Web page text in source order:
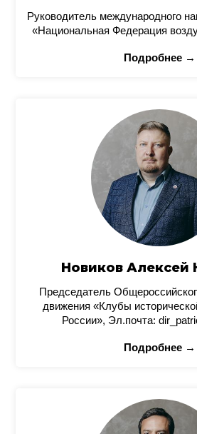
Руководитель международного
«Национальная Федерация
Подробнее →
Новиков Алексей
Председатель
движения «Клубы
России», Эл.почта:
Подробнее →